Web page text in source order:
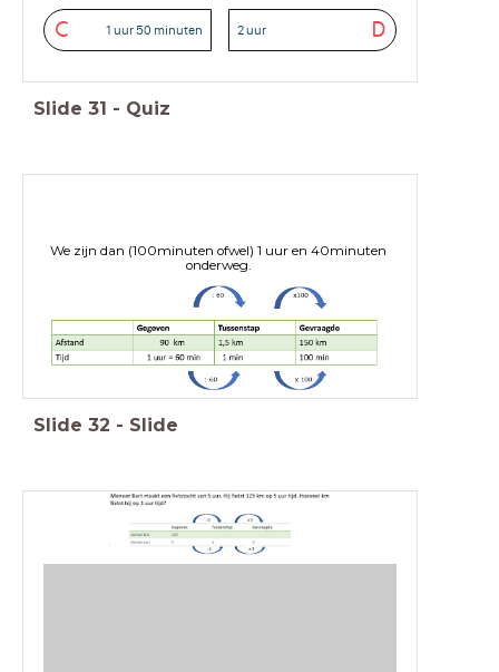
C 1 uur 50 minuten D
2 uur
Slide 31 - Quiz
We zijn dan (100minuten ofwel) 1 uur en 40minuten
onderweg.
Slide 32 - Slide